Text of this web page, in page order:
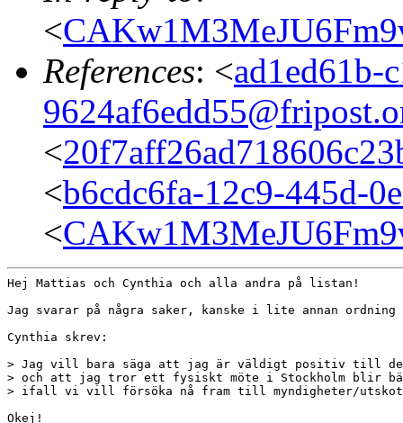
<
References: <ad1ed61b-
<
<b6cdc6fa-12c9-445d-
<
Hej Mattias och Cynthia och alla andra på listan!
Jag svarar på några saker, kanske i lite annan ordning
Cynthia skrev:
> Jag vill bara säga att jag är väldigt positiv till
> och att jag tror ett fysiskt möte i Stockholm blir
> ifall vi vill försöka nå fram till myndigheter/
Okej!